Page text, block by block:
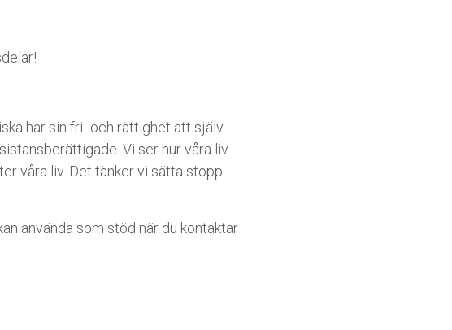
har sin fri- och rättighet att själv
Vi ser hur våra liv
våra liv. Det tänker vi sätta stopp
använda som stöd när du kontaktar